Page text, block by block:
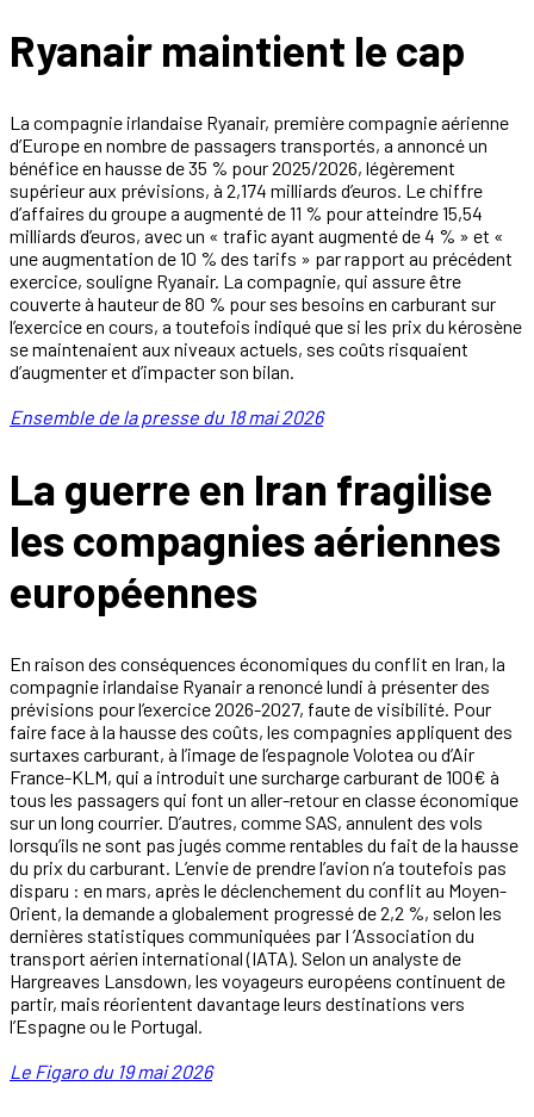
Ryanair maintient le cap
La compagnie irlandaise Ryanair, première compagnie aérienne
d’Europe en nombre de passagers transportés, a annoncé un
bénéfice en hausse de 35 % pour 2025/2026, légèrement
supérieur aux prévisions, à 2,174 milliards d’euros. Le chiffre
d’affaires du groupe a augmenté de 11 % pour atteindre 15,54
milliards d’euros, avec un « trafic ayant augmenté de 4 % » et «
une augmentation de 10 % des tarifs » par rapport au précédent
exercice, souligne Ryanair. La compagnie, qui assure être
couverte à hauteur de 80 % pour ses besoins en carburant sur
l’exercice en cours, a toutefois indiqué que si les prix du kérosène
se maintenaient aux niveaux actuels, ses coûts risquaient
d’augmenter et d’impacter son bilan.
Ensemble de la presse du 18 mai 2026
La guerre en Iran fragilise
les compagnies aériennes
européennes
En raison des conséquences économiques du conflit en Iran, la
compagnie irlandaise Ryanair a renoncé lundi à présenter des
prévisions pour l’exercice 2026-2027, faute de visibilité. Pour
faire face à la hausse des coûts, les compagnies appliquent des
surtaxes carburant, à l’image de l’espagnole Volotea ou d’Air
France-KLM, qui a introduit une surcharge carburant de 100€ à
tous les passagers qui font un aller-retour en classe économique
sur un long courrier. D’autres, comme SAS, annulent des vols
lorsqu’ils ne sont pas jugés comme rentables du fait de la hausse
du prix du carburant. L’envie de prendre l’avion n’a toutefois pas
disparu : en mars, après le déclenchement du conflit au Moyen-
Orient, la demande a globalement progressé de 2,2 %, selon les
dernières statistiques communiquées par I ’Association du
transport aérien international (IATA). Selon un analyste de
Hargreaves Lansdown, les voyageurs européens continuent de
partir, mais réorientent davantage leurs destinations vers
l’Espagne ou le Portugal.
Le Figaro du 19 mai 2026